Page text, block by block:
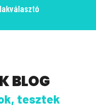
BLOG
tesztek